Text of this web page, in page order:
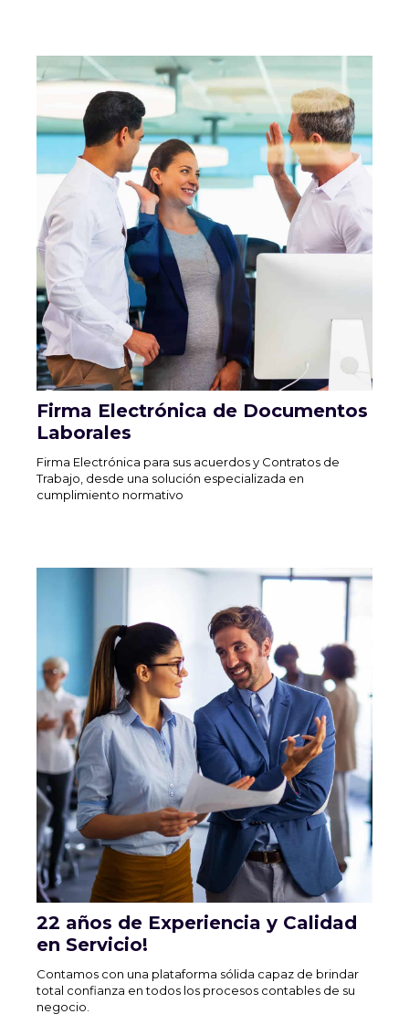
Firma Electrónica de Documentos
Laborales
Firma Electrónica para sus acuerdos y Contratos de
Trabajo, desde una solución especializada en
cumplimiento normativo
22 años de Experiencia y Calidad
en Servicio!
Contamos con una plataforma sólida capaz de brindar
total confianza en todos los procesos contables de su
negocio.